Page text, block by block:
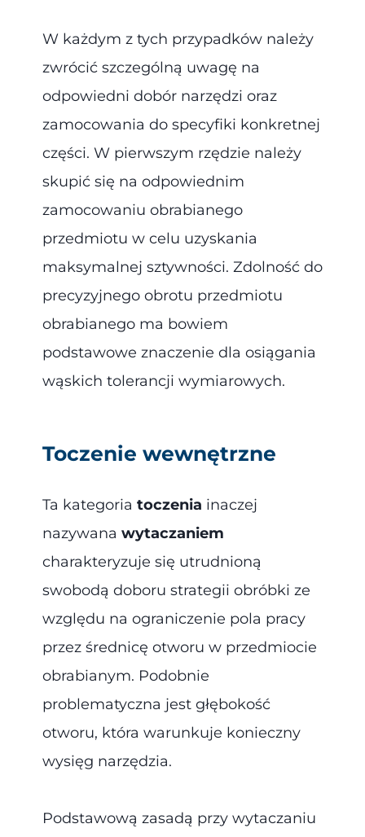
W każdym z tych przypadków należy
zwrócić szczególną uwagę na
odpowiedni dobór narzędzi oraz
zamocowania do specyfiki konkretnej
części. W pierwszym rzędzie należy
skupić się na odpowiednim
zamocowaniu obrabianego
przedmiotu w celu uzyskania
maksymalnej sztywności. Zdolność do
precyzyjnego obrotu przedmiotu
obrabianego ma bowiem
podstawowe znaczenie dla osiągania
wąskich tolerancji wymiarowych.
Toczenie wewnętrzne
Ta kategoria toczenia inaczej
nazywana wytaczaniem
charakteryzuje się utrudnioną
swobodą doboru strategii obróbki ze
względu na ograniczenie pola pracy
przez średnicę otworu w przedmiocie
obrabianym. Podobnie
problematyczna jest głębokość
otworu, która warunkuje konieczny
wysięg narzędzia.
Podstawową zasadą przy wytaczaniu